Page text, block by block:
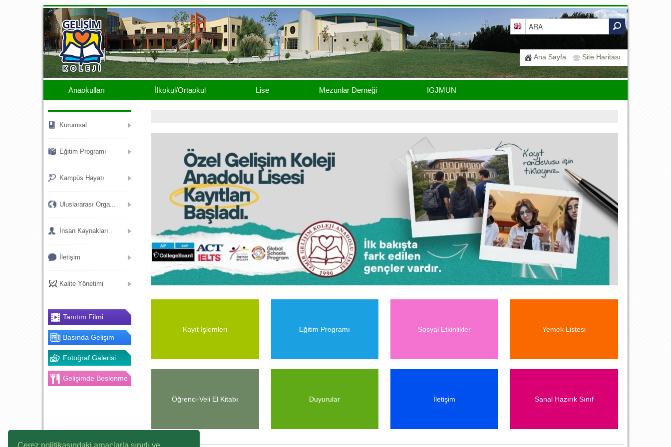
Çerez politikasındaki amaçlarla sınırlı ve
.
Ana Sayfa Site Haritası
Anaokulları İlkokul/Ortaokul Lise Mezunlar Derneği IGJMUN
Kurumsal
Eğitim Programı
Kampüs Hayatı
Uluslararası Orga...
İnsan Kaynakları
İletişim
Kalite Yönetimi
Tanıtım Filmi
Basında Gelişim
Fotoğraf Galerisi
Gelişimde Beslenme
Kayıt İşlemleri Eğitim Programı Sosyal Etkinlikler Yemek Listesi
Öğrenci-Veli El Kitabı Duyurular İletişim Sanal Hazırık Sınıf